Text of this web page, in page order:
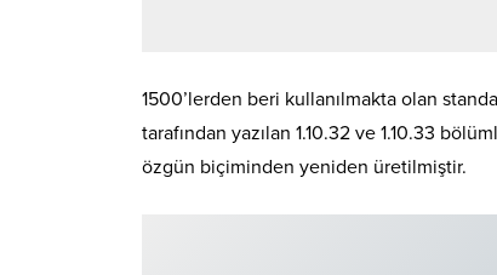
1500’lerden beri kullanılmakta olan
tarafından yazılan 1.10.32 ve 1.10.33
özgün biçiminden yeniden üretilmiştir.